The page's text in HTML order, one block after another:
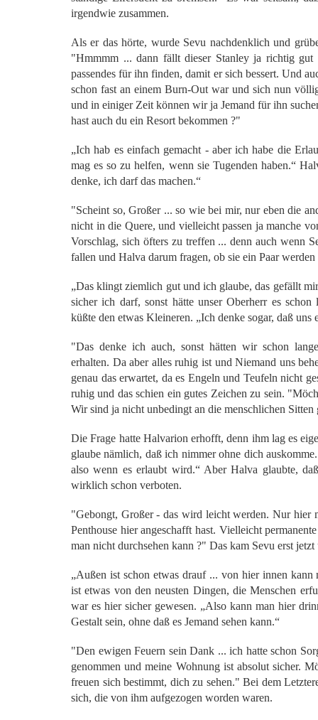
irgendwie zusammen.
Als er das hörte, wurde Sevu nachdenklich und
"Hmmmm ... dann fällt dieser Stanley ja richtig
passendes für ihn finden, damit er sich bessert. Und
schon fast an einem Burn-Out war und sich nun
und in einiger Zeit können wir ja Jemand für ihn
hast auch du ein Resort bekommen ?"
„Ich hab es einfach gemacht -aber ich habe die
mag es so zu helfen, wenn sie Tugenden haben.“
denke, ich darf das machen.“
"Scheint so, Großer ... so wie bei mir, nur eben die
nicht in die Quere, und vielleicht passen ja manche
Vorschlag, sich öfters zu treffen ... denn auch wenn
fallen und Halva darum fragen, ob sie ein Paar
„Das klingt ziemlich gut und ich glaube, das gefällt
sicher ich darf, sonst hätte unser Oberherr es
küßte den etwas Kleineren. „Ich denke sogar, daß uns
"Das denke ich auch, sonst hätten wir schon
erhalten. Da aber alles ruhig ist und Niemand uns
genau das erwartet, da es Engeln und Teufeln nicht
ruhig und das schien ein gutes Zeichen zu sein.
Wir sind ja nicht unbedingt an die menschlichen Sitten
Die Frage hatte Halvarion erhofft, denn ihm lag es
glaube nämlich, daß ich nimmer ohne dich
also wenn es erlaubt wird.“ Aber Halva glaubte,
wirklich schon verboten.
"Gebongt, Großer - das wird leicht werden. Nur hier
Penthouse hier angeschafft hast. Vielleicht
man nicht durchsehen kann ?" Das kam Sevu erst
„Außen ist schon etwas drauf ... von hier innen
ist etwas von den neusten Dingen, die Menschen
war es hier sicher gewesen. „Also kann man hier
Gestalt sein, ohne daß es Jemand sehen kann.“
"Den ewigen Feuern sein Dank ... ich hatte schon
genommen und meine Wohnung ist absolut sicher.
freuen sich bestimmt, dich zu sehen." Bei dem
sich, die von ihm aufgezogen worden waren.